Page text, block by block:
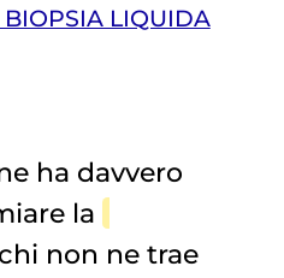
BIOPSIA LIQUIDA
ha davvero
la
non ne trae